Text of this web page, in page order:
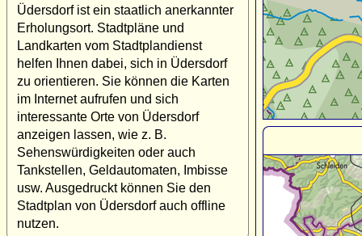
Üdersdorf ist ein staatlich anerkannter
Erholungsort. Stadtpläne und
Landkarten vom Stadtplandienst
helfen Ihnen dabei, sich in Üdersdorf
zu orientieren. Sie können die Karten
im Internet aufrufen und sich
interessante Orte von Üdersdorf
anzeigen lassen, wie z. B.
Sehenswürdigkeiten oder auch
Tankstellen, Geldautomaten, Imbisse
usw. Ausgedruckt können Sie den
Stadtplan von Üdersdorf auch offline
nutzen.